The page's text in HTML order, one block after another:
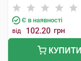
Є в наявності
від 102.20 грн
КУПИТИ